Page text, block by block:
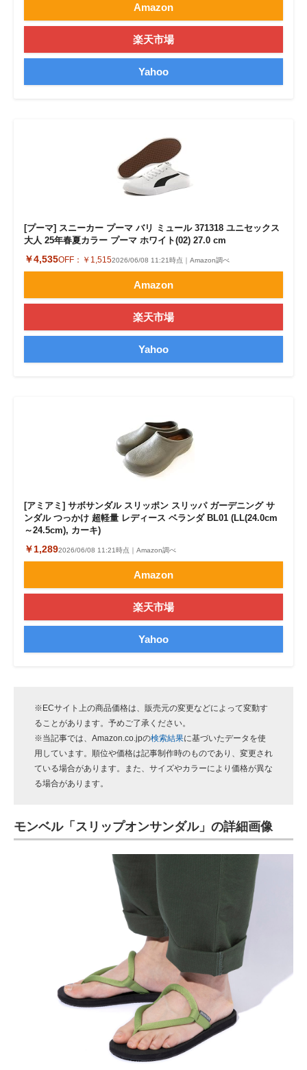
Amazon
楽天市場
Yahoo
[プーマ] スニーカー プーマ バリ ミュール 371318 ユニセックス
大人 25年春夏カラー プーマ ホワイト(02) 27.0 cm
￥4,535OFF： ￥1,5152026/06/08 11:21時点｜Amazon調べ
Amazon
楽天市場
Yahoo
[アミアミ] サボサンダル スリッポン スリッパ ガーデニング サ
ンダル つっかけ 超軽量 レディース ベランダ BL01 (LL(24.0cm
～24.5cm), カーキ)
￥1,2892026/06/08 11:21時点｜Amazon調べ
Amazon
楽天市場
Yahoo
※ECサイト上の商品価格は、販売元の変更などによって変動す
ることがあります。予めご了承ください。
※当記事では、 Amazon.co.jpの検索結果に基づいたデータを使
用しています。順位や価格は記事制作時のものであり、変更され
ている場合があります。また、サイズやカラーにより価格が異な
る場合があります。
モンベル「スリップオンサンダル」の詳細画像